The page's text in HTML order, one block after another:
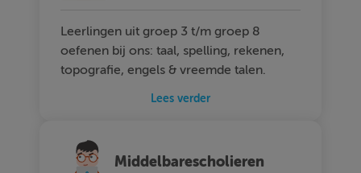
Leerlingen uit groep 3 t/m groep 8
oefenen bij ons: taal, spelling, rekenen,
topografie, engels & vreemde talen.
Lees verder
Middelbarescholieren